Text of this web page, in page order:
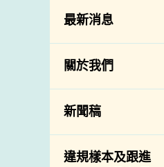
最新消息
食物警報 / 致敏
警報
活動
關於我們
組織結構
介紹短片
新聞稿
違規樣本及跟進